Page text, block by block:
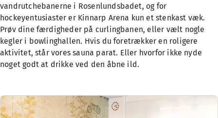
vandrutchebanerne i Rosenlundsbadet, og for
hockeyentusiaster er Kinnarp Arena kun et stenkast væk.
Prøv dine færdigheder på curlingbanen, eller vælt nogle
kegler i bowlinghallen. Hvis du foretrækker en roligere
aktivitet, står vores sauna parat. Eller hvorfor ikke nyde
noget godt at drikke ved den åbne ild.